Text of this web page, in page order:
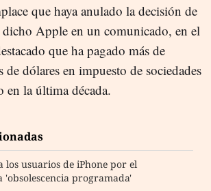
que haya anulado la decisión de
Apple en un comunicado, en el
que ha pagado más de
dólares en impuesto de sociedades
la última década.
los usuarios de iPhone por el
'obsolescencia programada'